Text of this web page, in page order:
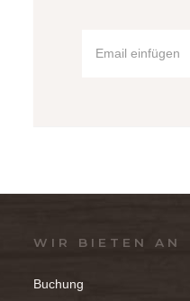
WIR BIETEN AN
Buchung